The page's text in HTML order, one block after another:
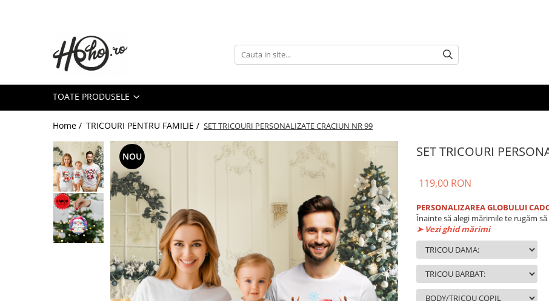
Toate Produsele
TRICOURI CRACIUN
SET 3 PIESE
TRICOURI CRACIUN - NASI
TRICOURI CUPLU
TRICOURI FEMEI
TRICOURI CUPLU CRACIUN
TRICOURI CUPLU CRACIUN
TRICOURI PENTRU FAMILIE
TOATE PRODUSELE
Home / TRICOURI PENTRU FAMILIE / SET TRICOURI PERSONALIZATE CRACIUN NR 99
SET TRICOURI
NOU
119,00 RON
PERSONALIZAREA GLOBULUI
Înainte să alegi mărimile te rugăm
➤ Vezi ghid mărimi